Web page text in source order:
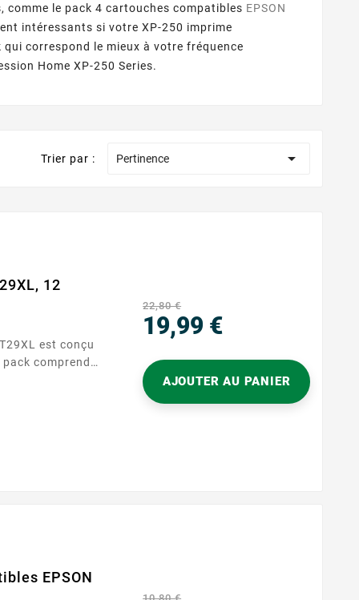
comme le pack 4 cartouches compatibles EPSON
intéressants si votre XP-250 imprime
correspond le mieux à votre fréquence
Home XP-250 Series.
Trier par : Pertinence 
12
est conçu
comprend
garantissant
une longue
22,80 €
19,99 €
AJOUTER AU PANIER
EPSON